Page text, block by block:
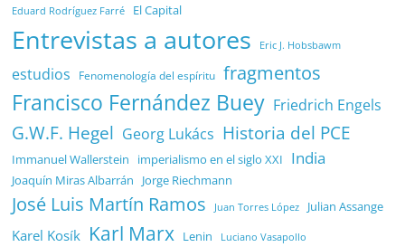
Eduard Rodríguez Farré El Capital
Entrevistas a autores Eric J. Hobsbawm
estudios Fenomenología del espíritu fragmentos
Francisco Fernández Buey Friedrich Engels
G.W.F. Hegel Georg Lukács Historia del PCE
Immanuel Wallerstein imperialismo en el siglo XXI India
Joaquín Miras Albarrán Jorge Riechmann
José Luis Martín Ramos Juan Torres López Julian Assange
Karel Kosík Karl Marx Lenin Luciano Vasapollo